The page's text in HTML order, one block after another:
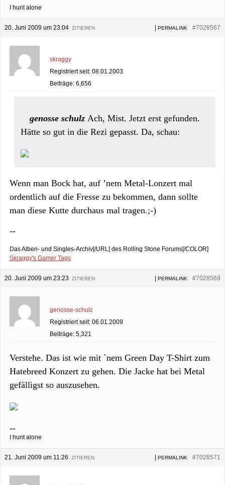
I hunt alone
20. Juni 2009 um 23:04 #7028567
PERMALINK
ZITIEREN
skraggy
Registriert seit: 08.01.2003
Beiträge: 6,656
genosse schulz Ach, Mist. Jetzt erst gefunden.
Hätte so gut in die Rezi gepasst. Da, schau:
Wenn man Bock hat, auf ’nem Metal-Lonzert mal
ordentlich auf die Fresse zu bekommen, dann sollte
man diese Kutte durchaus mal tragen.;-)
--
Das Alben- und Singles-Archiv[/URL] des Rolling Stone Forums[/COLOR]
Skraggy's Gamer Tags
20. Juni 2009 um 23:23 #7028569
PERMALINK
ZITIEREN
genosse-schulz
Registriert seit: 06.01.2009
Beiträge: 5,321
Verstehe. Das ist wie mit `nem Green Day T-Shirt zum
Hatebreed Konzert zu gehen. Die Jacke hat bei Metal
gefälligst so auszusehen.
--
I hunt alone
21. Juni 2009 um 11:26 #7028571
PERMALINK
ZITIEREN